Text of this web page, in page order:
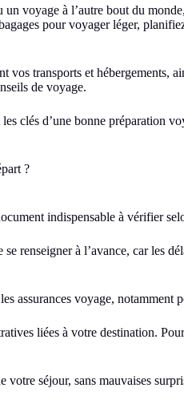
voyage à l’autre bout du
pour voyager léger,
vos transports et
de voyage.
clés d’une bonne préparation
?
indispensable à vérifier
renseigner à l’avance, car
assurances voyage, notamment
liées à votre destination.
séjour, sans mauvaises